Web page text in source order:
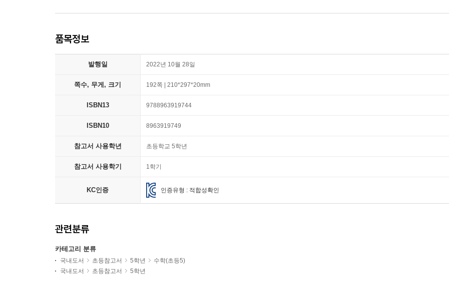
품목정보
발행일 2022년 10월 28일
쪽수, 무게, 크기 192쪽 | 210*297*20mm
ISBN13 9788963919744
ISBN10 8963919749
참고서 사용학년 초등학교 5학년
참고서 사용학기 1학기
KC인증 인증유형 : 적합성확인
관련분류
카테고리 분류
국내도서 초등참고서 5학년
수학(초등5)
국내도서
초등참고서 5학년